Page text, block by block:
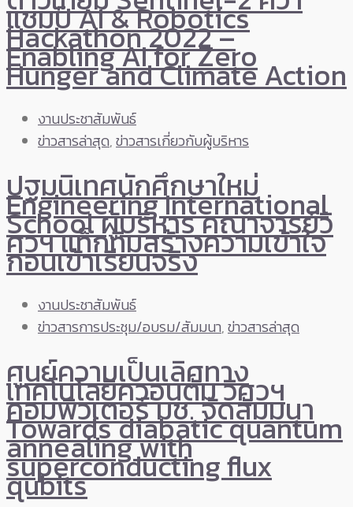
แชมป์ AI & Robotics
Hackathon 2022 –
Enabling AI for Zero
Hunger and Climate Action
งานประชาสัมพันธ์
ข่าวสารล่าสุด,ข่าวสารเกี่ยวกับผู้บริหาร
ปฐมนิเทศนักศึกษาใหม่
Engineering International
School ผู้บริหาร คณาจารย์วิ
ศวฯ แท็กทีมสร้างความเข้าใจ
ก่อนเข้าเรียนจริง
งานประชาสัมพันธ์
ข่าวสารการประชุม/อบรม/สัมมนา,ข่าวสารล่าสุด
ศูนย์ความเป็นเลิศทาง
เทคโนโลยีควอนตัม วิศวฯ
คอมพิวเตอร์ มช. จัดสัมมนา
Towards diabatic quantum
annealing with
superconducting flux
qubits